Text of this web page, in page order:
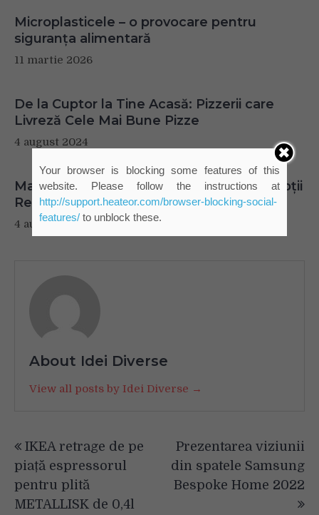
Microplasticele – o provocare pentru
siguranța alimentară
11 martie 2026
De la Cuptor la Tine Acasă: Pizzerii care
Livreză Cele Mai Bune Pizze
4 august 2024
Masajul Anticelulitic și Nutriția: Cum să Obții
Rezultate Durabile
4 august 2024
About Idei Diverse
View all posts by Idei Diverse →
în
articole
IKEA retrage de pe
piață espressorul
pentru plită
METALLISK de 0,4l
Prezentarea viziunii
din spatele Samsung
Bespoke Home 2022
Your browser is blocking some features of this
website. Please follow the instructions at
http://support.heateor.com/browser-blocking-social-
features/to unblock these.